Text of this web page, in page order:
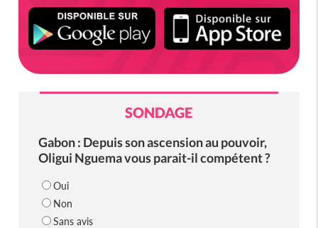
SONDAGE
Gabon : Depuis son ascension au pouvoir,
Oligui Nguema vous parait-il compétent ?
Oui
Non
Sans avis